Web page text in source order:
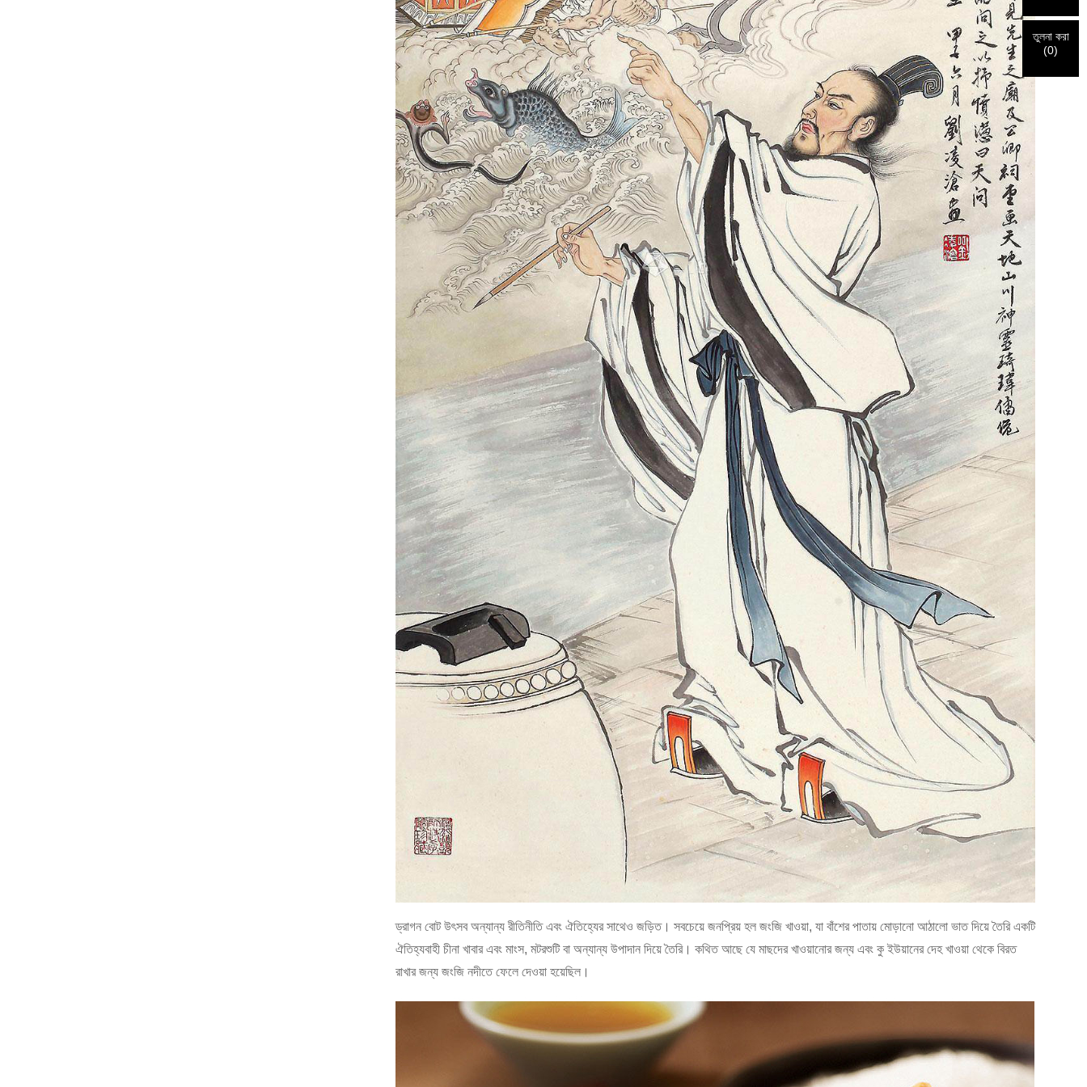
ড্রাগন বোট উৎসব অন্যান্য রীতিনীতি এবং ঐতিহ্যের সাথেও জড়িত। সবচেয়ে জনপ্রিয় হল জংজি খাওয়া, যা বাঁশের পাতায় মোড়ানো আঠালো ভাত দিয়ে তৈরি একটি
ঐতিহ্যবাহী চীনা খাবার এবং মাংস, মটরশুটি বা অন্যান্য উপাদান দিয়ে তৈরি। কথিত আছে যে মাছদের খাওয়ানোর জন্য এবং কু ইউয়ানের দেহ খাওয়া থেকে বিরত
রাখার জন্য জংজি নদীতে ফেলে দেওয়া হয়েছিল।
ফিরে যাও জমা দিন
জমা দেওয়ার আগে দয়া করেসব যাচাই করুনতথ্য হলসঠিক।ভুল তথ্য পাঠানোর সময় উপকরণ
ব্যর্থতার দিকে পরিচালিত করবে।
ফিরে যাও জমা দিন
প্রমাণীকরণ এবং অনুমোদনের জন্য তথ্য। একবার
আপনার পরিচয় যাচাই করা হলে, আপনি একটি ই-মেইল বিজ্ঞপ্তি পাবেন।
তুলনা করা
(0)